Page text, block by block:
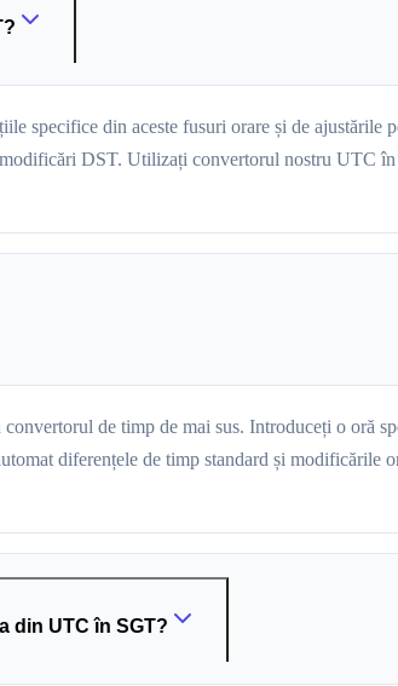
specifice din aceste fusuri orare și de
DST. Utilizați convertorul nostru UTC
de timp de mai sus. Introduceți o oră
diferențele de timp standard și modificările
din UTC în SGT?